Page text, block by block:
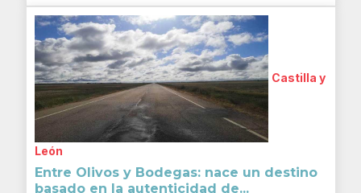
Castilla y
León
Entre Olivos y Bodegas: nace un destino
basado en la autenticidad de...